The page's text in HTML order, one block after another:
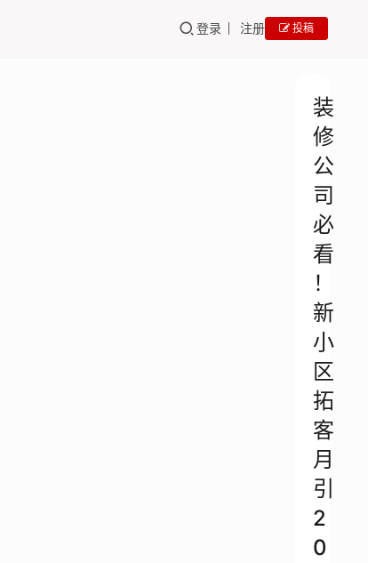
登录 注册 投稿
装
修
公
司
必
看
！
新
小
区
拓
客
月
引
2
0